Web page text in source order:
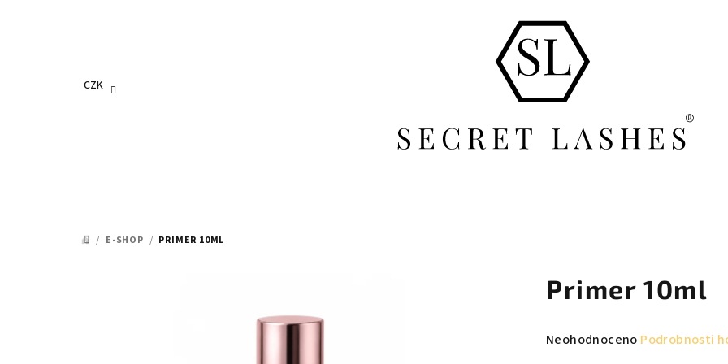
CZK
DOMŮ
/ E-SHOP / PRIMER 10ML
Primer 10ml
Průměrné
Neohodnoceno Podrobnosti